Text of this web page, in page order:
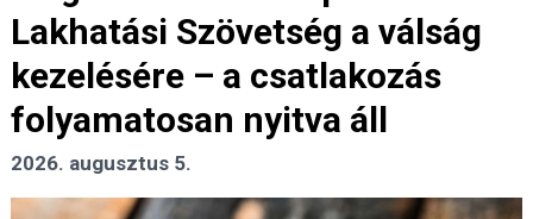
Lakhatási Szövetség a válság
kezelésére – a csatlakozás
folyamatosan nyitva áll
2026. augusztus 5.